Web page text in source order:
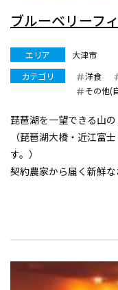
ブルーベリーフ
エリア
大津市
カテゴリ
洋食
その他(
琵琶湖を一望できる山の
（琵琶湖大橋・近江富
す。）
契約農家から届く新鮮
売店では、国産小麦粉